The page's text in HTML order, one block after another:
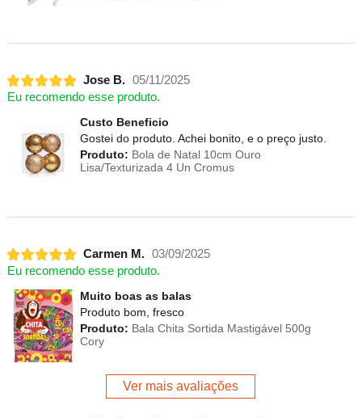
Jose B. 05/11/2025
Eu recomendo esse produto.
Custo Beneficio
Gostei do produto. Achei bonito, e o preço justo.
Produto: Bola de Natal 10cm Ouro
Lisa/Texturizada 4 Un Cromus
Carmen M. 03/09/2025
Eu recomendo esse produto.
Muito boas as balas
Produto bom, fresco
Produto: Bala Chita Sortida Mastigável 500g
Cory
Ver mais avaliações